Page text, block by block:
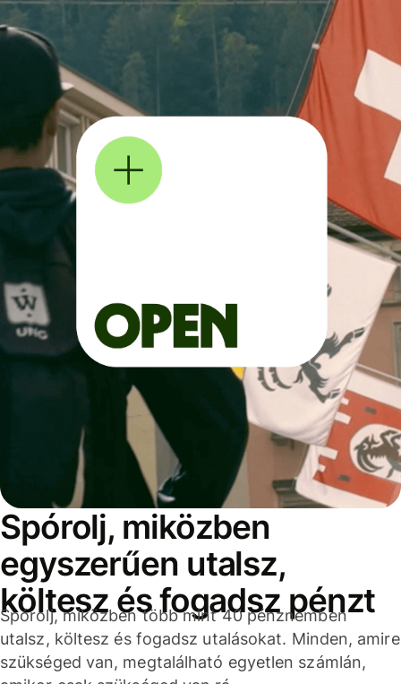
Spórolj, miközben
egyszerűen utalsz,
költesz és fogadsz pénzt
Spórolj, miközben több mint 40 pénznemben
utalsz, költesz és fogadsz utalásokat. Minden, amire
szükséged van, megtalálható egyetlen számlán,